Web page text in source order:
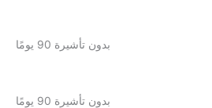
بدون تأشيرة 90 يومًا
بدون تأشيرة 90 يومًا